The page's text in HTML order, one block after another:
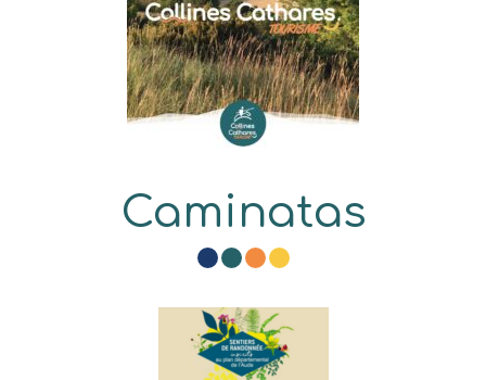
Caminatas